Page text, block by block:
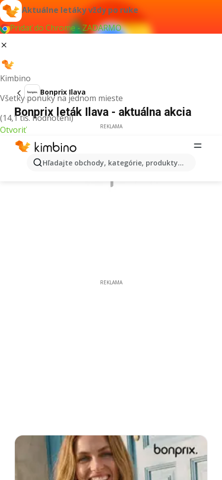
Aktuálne letáky vždy po ruke
Pridať do Chrome - ZADARMO
Kimbino
Všetky ponuky na jednom mieste
(14,1 tis. hodnotení)
Otvoriť
Hľadajte obchody, kategórie, produkty...
Bonprix Ilava
Bonprix leták Ilava - aktuálna akcia
REKLAMA
REKLAMA